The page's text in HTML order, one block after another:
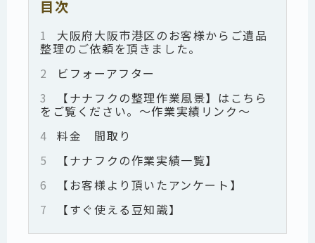
目次
1 大阪府大阪市港区のお客様からご遺品
整理のご依頼を頂きました。
2
ビフォーアフター
3
【ナナフクの整理作業風景】はこちら
をご覧ください。～作業実績リンク～
4
料金 間取り
5
【ナナフクの作業実績一覧】
6
【お客様より頂いたアンケート】
7
【すぐ使える豆知識】